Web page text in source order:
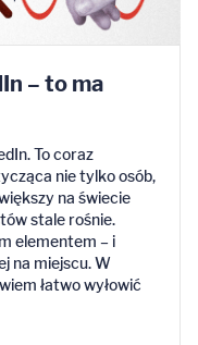
– to ma
To coraz
nie tylko osób,
na świecie
stale rośnie.
elementem – i
na miejscu. W
łatwo wyłowić